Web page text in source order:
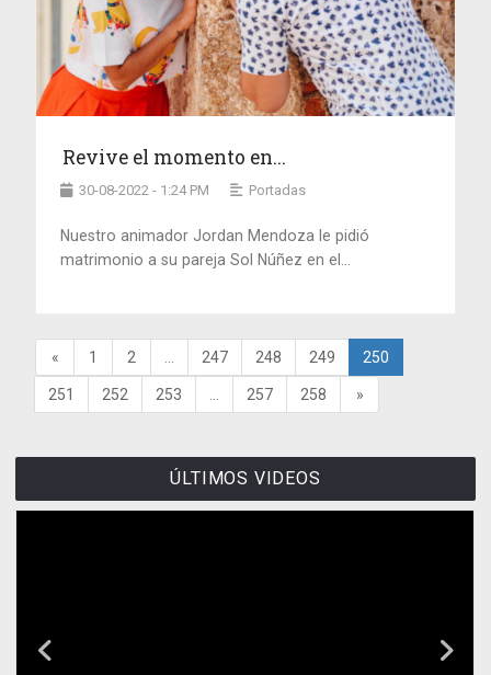
Revive el momento en...
30-08-2022 - 1:24 PM Portadas
Nuestro animador Jordan Mendoza le pidió
matrimonio a su pareja Sol Núñez en el...
« 1 2 247 248 249 250
251 252 253 257 258 »
ÚLTIMOS VIDEOS